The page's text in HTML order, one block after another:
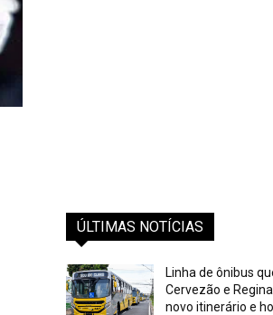
ÚLTIMAS NOTÍCIAS
Linha de ônibus
Cervezão e
novo itinerário e